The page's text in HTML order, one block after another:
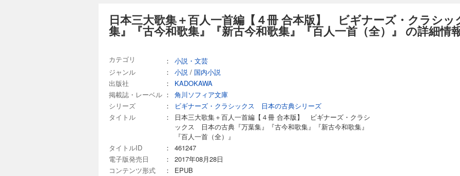
日本三大歌集＋百人一首編【４冊 合本版】 ビギナーズ・クラシ
集』『古今和歌集』『新古今和歌集』『百人一首（全）』 の詳細情
カテゴリ ：
小説・文芸
ジャンル
： 小説 / 国内小説
出版社
：
KADOKAWA
掲載誌・レーベル ：
角川ソフィア文庫
シリーズ
：
ビギナーズ・クラシックス 日本の古典シリーズ
タイトル
：
日本三大歌集＋百人一首編【４冊 合本版】 ビギナーズ・クラシ
ックス 日本の古典『万葉集』『古今和歌集』『新古今和歌集』
『百人一首（全）』
タイトルID
：
461247
電子版発売日
：
2017年08月28日
コンテンツ形式
：
EPUB